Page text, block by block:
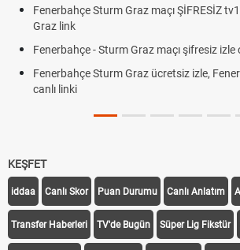
Fenerbahçe Sturm Graz maçı ŞİFRESİZ
Graz link
Fenerbahçe - Sturm Graz maçı şifresiz izle
Fenerbahçe Sturm Graz ücretsiz izle,
canlı linki
KEŞFET
iddaa Canlı Skor Puan Durumu Canlı Anlatım
Transfer Haberleri TV'de Bugün Süper Lig Fikstür